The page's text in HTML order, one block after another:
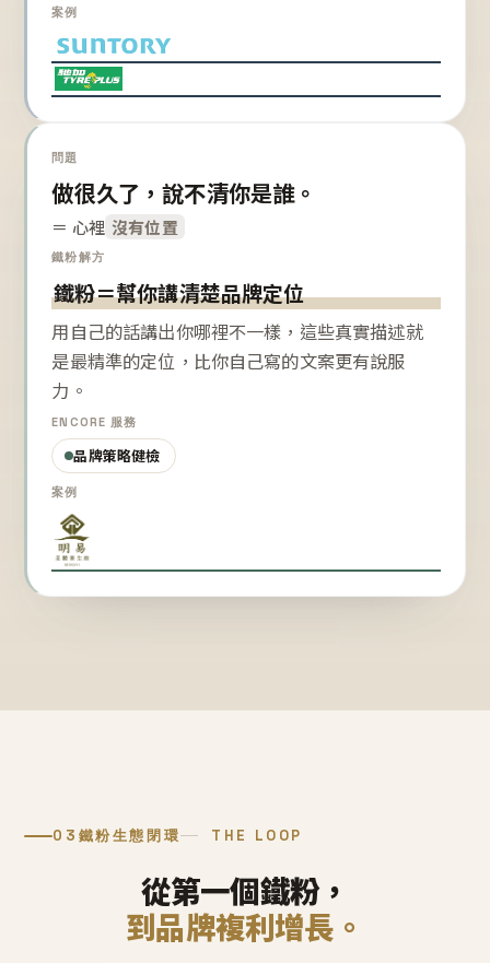
案例
問題
做很久了，說不清你是誰。
＝ 心裡 沒有位置
鐵粉解方
鐵粉＝幫你講清楚品牌定位
用自己的話講出你哪裡不一樣，這些真實描述就
是最精準的定位，比你自己寫的文案更有說服
力。
ENCORE 服務
品牌策略健檢
案例
03 鐵粉生態閉環 THE LOOP
從第一個鐵粉，
到品牌複利增長。